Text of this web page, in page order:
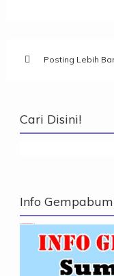
Posting Lebih
Cari Disini!
Info